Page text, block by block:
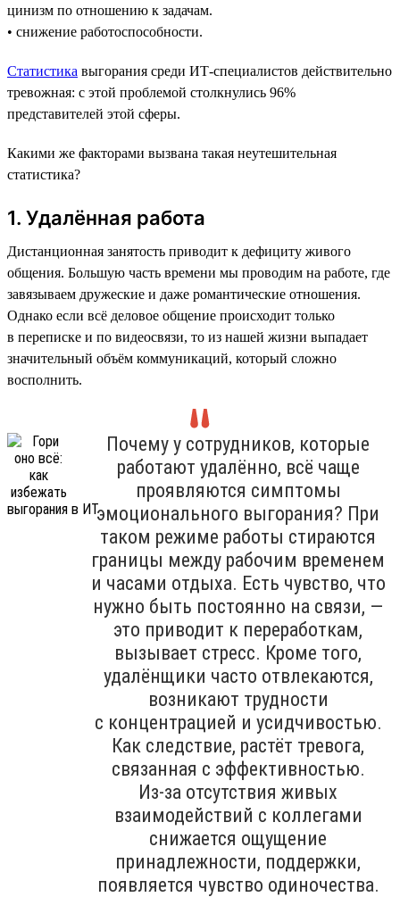
цинизм по отношению к задачам.
• снижение работоспособности.
Статистика выгорания среди ИТ-специалистов действительно
тревожная: с этой проблемой столкнулись 96%
представителей этой сферы.
Какими же факторами вызвана такая неутешительная
статистика?
1. Удалённая работа
Дистанционная занятость приводит к дефициту живого
общения. Большую часть времени мы проводим на работе, где
завязываем дружеские и даже романтические отношения.
Однако если всё деловое общение происходит только
в переписке и по видеосвязи, то из нашей жизни выпадает
значительный объём коммуникаций, который сложно
восполнить.
Почему у сотрудников, которые
работают удалённо, всё чаще
проявляются симптомы
эмоционального выгорания? При
таком режиме работы стираются
границы между рабочим временем
и часами отдыха. Есть чувство, что
нужно быть постоянно на связи, —
это приводит к переработкам,
вызывает стресс. Кроме того,
удалёнщики часто отвлекаются,
возникают трудности
с концентрацией и усидчивостью.
Как следствие, растёт тревога,
связанная с эффективностью.
Из-за отсутствия живых
взаимодействий с коллегами
снижается ощущение
принадлежности, поддержки,
появляется чувство одиночества.